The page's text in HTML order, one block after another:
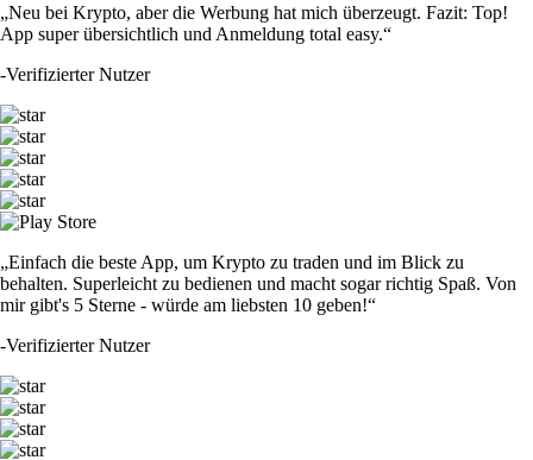
„Neu bei Krypto, aber die Werbung hat mich überzeugt. Fazit: Top!
App super übersichtlich und Anmeldung total easy.“
-Verifizierter Nutzer
„Einfach die beste App, um Krypto zu traden und im Blick zu
behalten. Superleicht zu bedienen und macht sogar richtig Spaß. Von
mir gibt's 5 Sterne - würde am liebsten 10 geben!“
-Verifizierter Nutzer